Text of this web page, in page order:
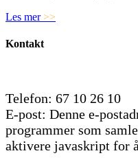
Les mer>>
Kontakt
Telefon: 67 10 26 10
E-post: Denne e-
programmer som
aktivere javaskript for